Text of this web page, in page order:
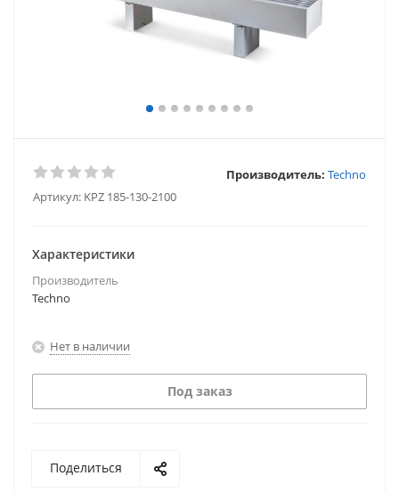
Артикул: KPZ 185-130-2100
Производитель: Techno
Характеристики
Производитель
Techno
Нет в наличии
Под заказ
Поделиться